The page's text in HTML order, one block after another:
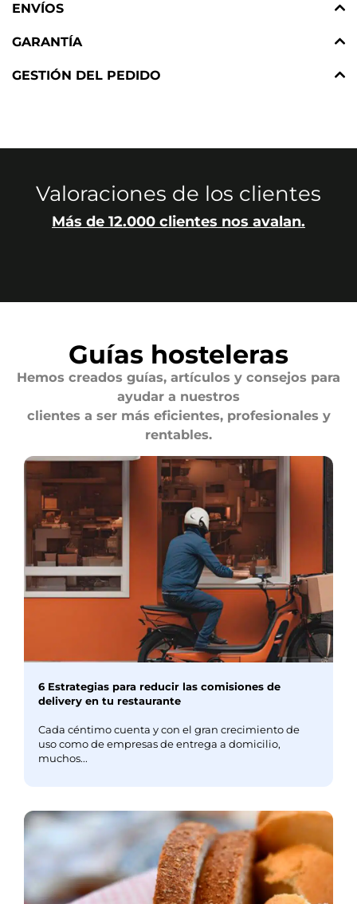
ENVÍOS
GARANTÍA
GESTIÓN DEL PEDIDO
Valoraciones de los clientes
Más de 12.000 clientes nos avalan.
Guías hosteleras
Hemos creados guías, artículos y consejos para
ayudar a nuestros
clientes a ser más eficientes, profesionales y
rentables.
6 Estrategias para reducir las comisiones de
delivery en tu restaurante
Cada céntimo cuenta y con el gran crecimiento de
uso como de empresas de entrega a domicilio,
muchos...